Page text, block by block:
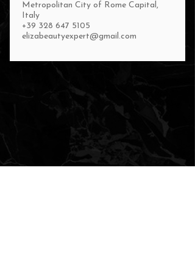
Metropolitan City of Rome Capital,
Italy
+39 328 647 5105
elizabeautyexpert@gmail.com